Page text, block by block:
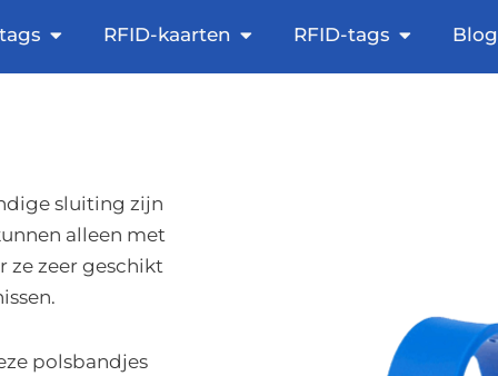
StickerAberto NFC Tags
RFID-kaarten Aberto RFID Cards
RFID-tags AbertoBlog
sluiting zijn
alleen met
ze zeer geschikt
polsbandjes